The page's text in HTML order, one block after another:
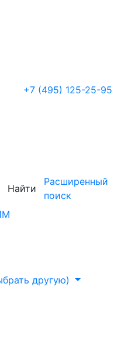
+7 (495) 125-25-95
Найти
Расширенный
поиск
другую)